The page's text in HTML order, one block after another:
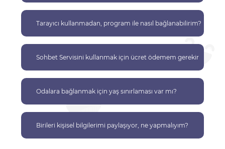
Tarayıcı kullanmadan, program ile nasıl bağlanabilirim?
Sohbet Servisini kullanmak için ücret ödemem gerekir
Odalara bağlanmak için yaş sınırlaması var mı?
Birileri kişisel bilgilerimi paylaşıyor, ne yapmalıyım?